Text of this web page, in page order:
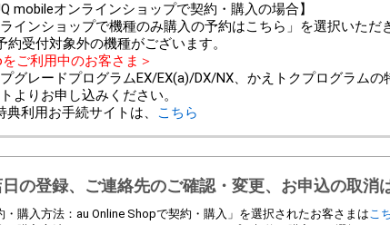
mobileオンラインショップで契約・購入の場合】
ラインショップで機種のみ購入の予約はこちら」を選択いた
約受付対象外の機種がございます。
をご利用中のお客さま＞
プグレードプログラムEX/EX(a)/DX/NX、かえトクプログラム
よりお申し込みください。
利用お手続サイトは、
こちら
日の登録、ご連絡先のご確認・変更、お申込の取消
・購入方法：au Online Shopで契約・購入」を選択されたお客さまはこ